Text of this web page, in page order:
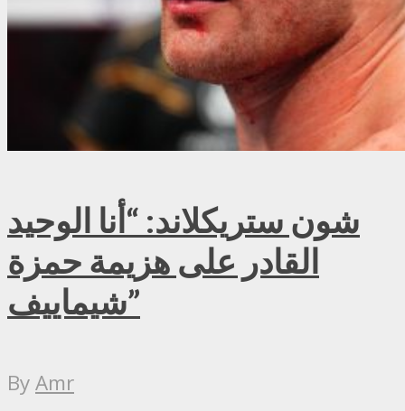
شون ستريكلاند: “أنا الوحيد
القادر على هزيمة حمزة
شيماييف”
ByAmr